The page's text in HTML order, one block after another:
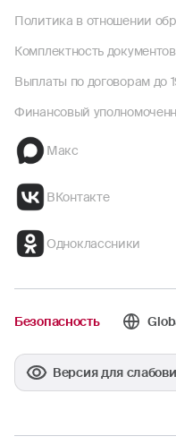
Политика в отношении
Комплектность
Выплаты по договорам до
Финансовый
Макс
ВКонтакте
Одноклассники
Безопасность
Версия для